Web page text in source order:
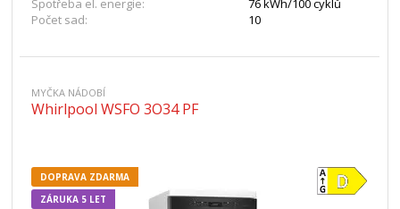
Spotřeba el. energie:
76 kWh/100 cyklů
Počet sad:
10
MYČKA NÁDOBÍ
Whirlpool WSFO 3O34 PF
DOPRAVA ZDARMA
ZÁRUKA 5 LET